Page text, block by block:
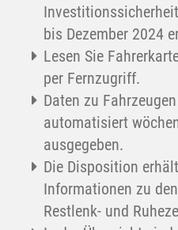
bis Dezember 2024
Lesen Sie
per Fernzugriff.
Daten zu
automatisiert
ausgegeben.
Die Disposition
Informationen zu
Restlenk- und